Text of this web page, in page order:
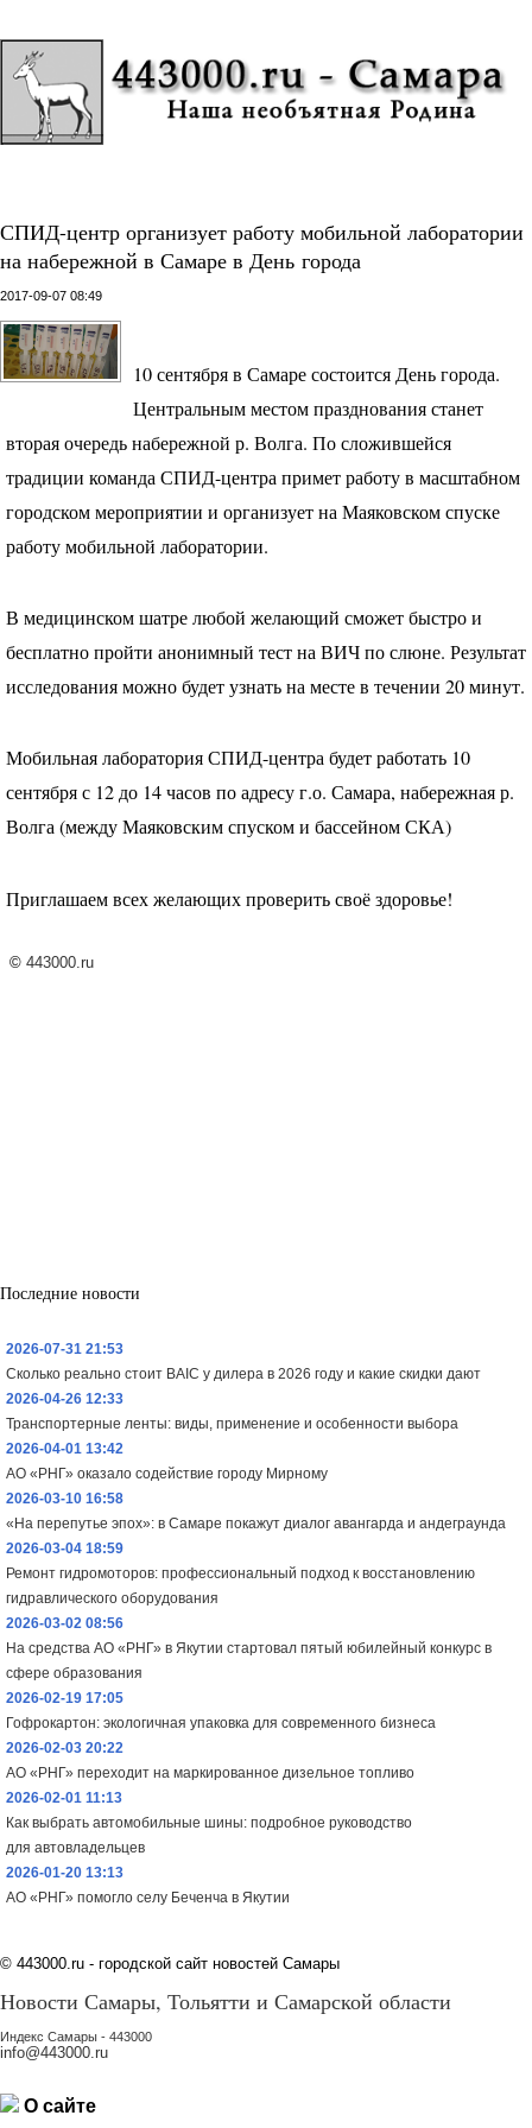
СПИД-центр организует работу мобильной лаборатории
на набережной в Самаре в День города
2017-09-07 08:49
10 сентября в Самаре состоится День города.
Центральным местом празднования станет
вторая очередь набережной р. Волга. По сложившейся
традиции командаСПИД-центра примет работу в масштабном
городском мероприятии и организует на Маяковском спуске
работу мобильной лаборатории.
В медицинском шатре любой желающий сможет быстро и
бесплатно пройти анонимный тест наВИЧпо слюне. Результат
исследования можно будет узнать на месте в течении 20 минут.
Мобильная лабораторияСПИД-центра будет работать 10
сентября с 12 до 14 часов по адресу г.о. Самара, набережная р.
Волга (между Маяковским спуском и бассейномСКА)
Приглашаем всех желающих проверить своё здоровье!
© 443000.ru
Последние новости
2026-07-31 21:53
Сколько реально стоит BAIC у дилера в 2026 году и какие скидки дают
2026-04-26 12:33
Транспортерные ленты: виды, применение и особенности выбора
2026-04-01 13:42
АО «РНГ» оказало содействие городу Мирному
2026-03-10 16:58
«На перепутье эпох»: в Самаре покажут диалог авангарда и андеграунда
2026-03-04 18:59
Ремонт гидромоторов: профессиональный подход к восстановлению
гидравлического оборудования
2026-03-02 08:56
На средства АО «РНГ» в Якутии стартовал пятый юбилейный конкурс в
сфере образования
2026-02-19 17:05
Гофрокартон: экологичная упаковка для современного бизнеса
2026-02-03 20:22
АО «РНГ» переходит на маркированное дизельное топливо
2026-02-01 11:13
Как выбрать автомобильные шины: подробное руководство
для автовладельцев
2026-01-20 13:13
АО «РНГ» помогло селу Беченча в Якутии
© 443000.ru - городской сайт новостей Самары
Новости Самары, Тольятти и Самарской области
Индекс Самары - 443000
info@443000.ru
О сайте